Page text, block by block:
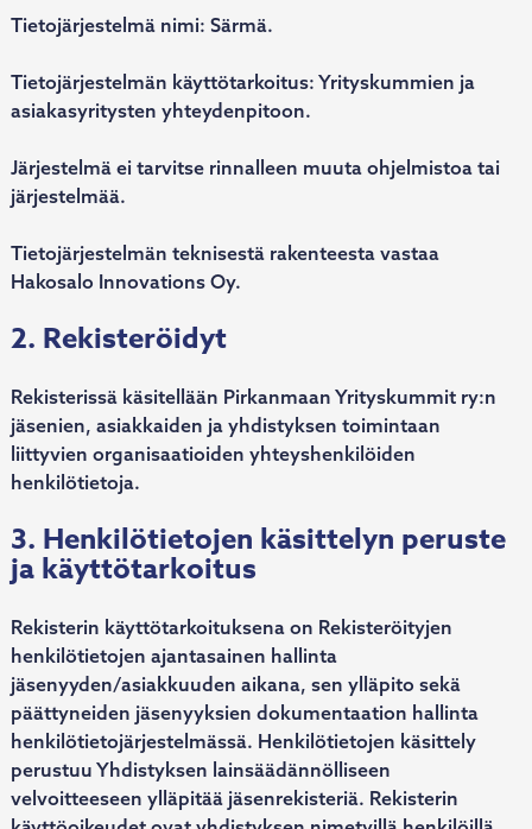
Tietojärjestelmä nimi: Särmä.
Tietojärjestelmän käyttötarkoitus: Yrityskummien ja
asiakasyritysten yhteydenpitoon.
Järjestelmä ei tarvitse rinnalleen muuta ohjelmistoa tai
järjestelmää.
Tietojärjestelmän teknisestä rakenteesta vastaa
Hakosalo Innovations Oy.
2. Rekisteröidyt
Rekisterissä käsitellään Pirkanmaan Yrityskummit ry:n
jäsenien, asiakkaiden ja yhdistyksen toimintaan
liittyvien organisaatioiden yhteyshenkilöiden
henkilötietoja.
3. Henkilötietojen käsittelyn peruste
ja käyttötarkoitus
Rekisterin käyttötarkoituksena on Rekisteröityjen
henkilötietojen ajantasainen hallinta
jäsenyyden/asiakkuuden aikana, sen ylläpito sekä
päättyneiden jäsenyyksien dokumentaation hallinta
henkilötietojärjestelmässä. Henkilötietojen käsittely
perustuu Yhdistyksen lainsäädännölliseen
velvoitteeseen ylläpitää jäsenrekisteriä. Rekisterin